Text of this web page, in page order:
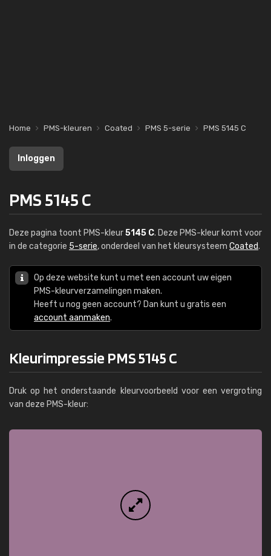
Home PMS-kleuren Coated PMS 5-serie PMS 5145 C
Inloggen
PMS 5145 C
Deze pagina toont PMS-kleur5145 C. Deze PMS-kleur komt voor
in de categorie 5-serie, onderdeel van het kleursysteem Coated.
Op deze website kunt u met een account uw eigen
PMS-kleurverzamelingen maken.
Heeft u nog geen account? Dan kunt u gratis een
account aanmaken.
Kleurimpressie PMS 5145 C
Druk op het onderstaande kleurvoorbeeld voor een vergroting
van deze PMS-kleur: